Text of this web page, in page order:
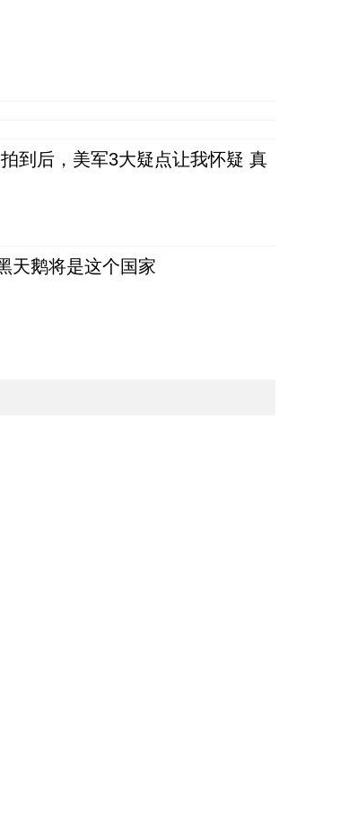
到后，美军3大疑点让我怀疑 真
天鹅将是这个国家